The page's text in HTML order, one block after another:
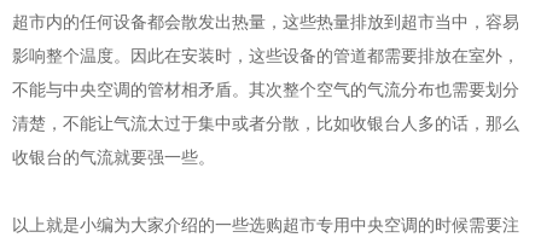
超市内的任何设备都会散发出热量，这些热量排放到超市当中，容易
影响整个温度。因此在安装时，这些设备的管道都需要排放在室外，
不能与中央空调的管材相矛盾。其次整个空气的气流分布也需要划分
清楚，不能让气流太过于集中或者分散，比如收银台人多的话，那么
收银台的气流就要强一些。
以上就是小编为大家介绍的一些选购超市专用中央空调的时候需要注